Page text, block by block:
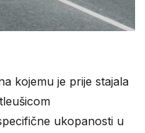
kojemu je prije stajala
ukopanosti u